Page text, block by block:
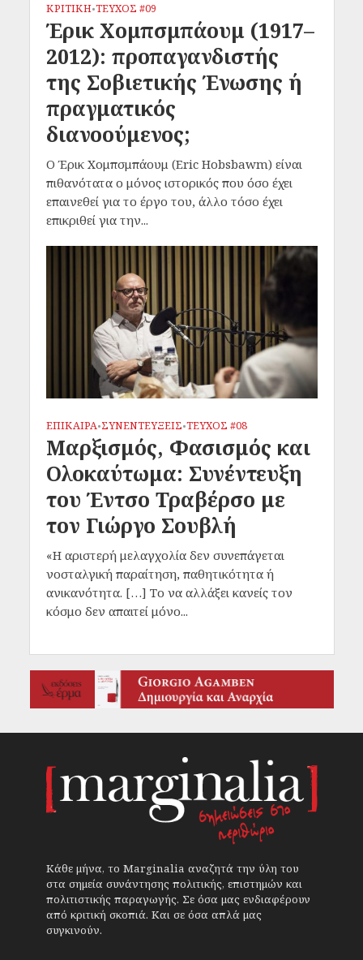
ΚΡΙΤΙΚΗ•ΤΕΥΧΟΣ #09
Έρικ Χομπσμπάουμ (1917–
2012): προπαγανδιστής
της Σοβιετικής Ένωσης ή
πραγματικός
διανοούμενος;
Ο Έρικ Χομπσμπάουμ (Εric Hobsbawm) είναι
πιθανότατα ο μόνος ιστορικός που όσο έχει
επαινεθεί για το έργο του, άλλο τόσο έχει
επικριθεί για την...
ΕΠΙΚΑΙΡΑ•ΣΥΝΕΝΤΕΥΞΕΙΣ•ΤΕΥΧΟΣ #08
Μαρξισμός, Φασισμός και
Ολοκαύτωμα: Συνέντευξη
του Έντσο Τραβέρσο με
τον Γιώργο Σουβλή
«Η αριστερή μελαγχολία δεν συνεπάγεται
νοσταλγική παραίτηση, παθητικότητα ή
ανικανότητα. […] Το να αλλάξει κανείς τον
κόσμο δεν απαιτεί μόνο...
Κάθε μήνα, το Marginalia αναζητά την ύλη του
στα σημεία συνάντησης πολιτικής, επιστημών και
πολιτιστικής παραγωγής. Σε όσα μας ενδιαφέρουν
από κριτική σκοπιά. Και σε όσα απλά μας
συγκινούν.